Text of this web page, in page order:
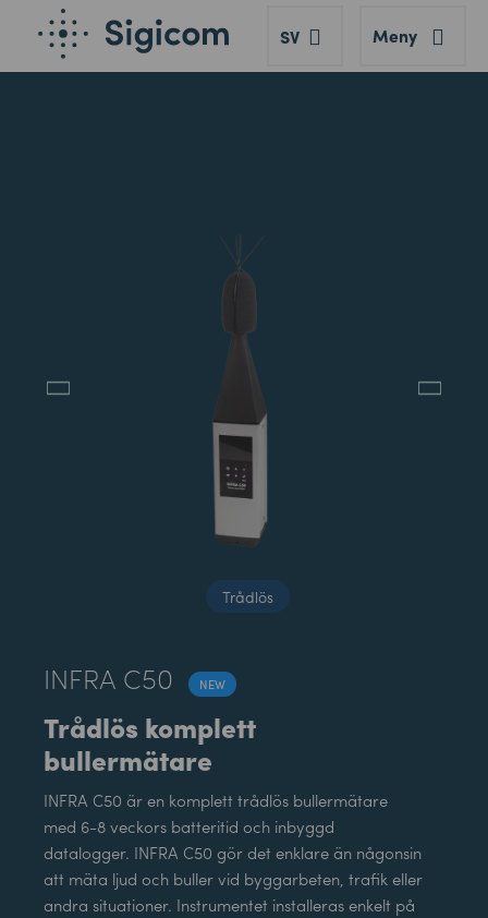
SV Meny
Trådlös
INFRA C50 NEW
Trådlös komplett
bullermätare
INFRA C50 är en komplett trådlös bullermätare
med 6-8 veckors batteritid och inbyggd
datalogger. INFRA C50 gör det enklare än någonsin
att mäta ljud och buller vid byggarbeten, trafik eller
andra situationer. Instrumentet installeras enkelt på